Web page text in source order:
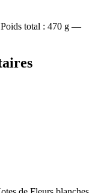
total : 470 g —